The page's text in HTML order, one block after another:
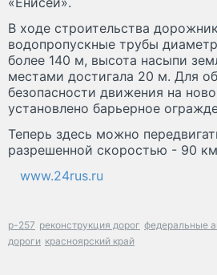
В ходе строительства
водопропускные трубы
более 140 м, высота насыпи
местами достигала 20 м. Для
безопасности движения на
установлено барьерное
Теперь здесь можно
разрешенной скоростью - 90
www.24rus.ru
р-257 реконструкция дорог федеральные
дороги красноярский край